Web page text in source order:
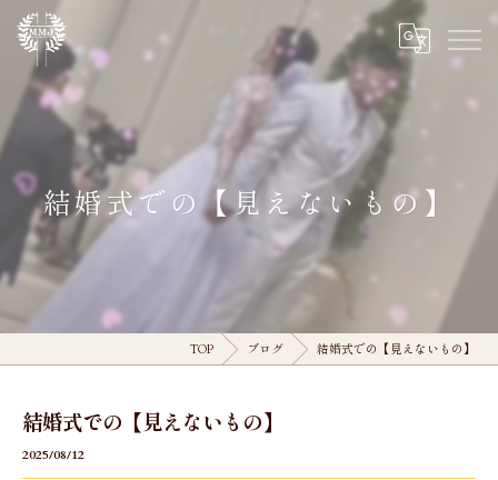
結婚式での【見えないもの】
TOP ブログ 結婚式での【見えないもの】
結婚式での【見えないもの】
2025/08/12